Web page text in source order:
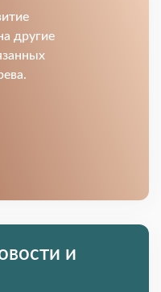
другие
и